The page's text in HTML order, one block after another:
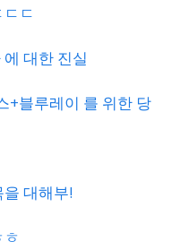
ㄷ
대한 진실
+블루레이 를 위한 당
대해부!